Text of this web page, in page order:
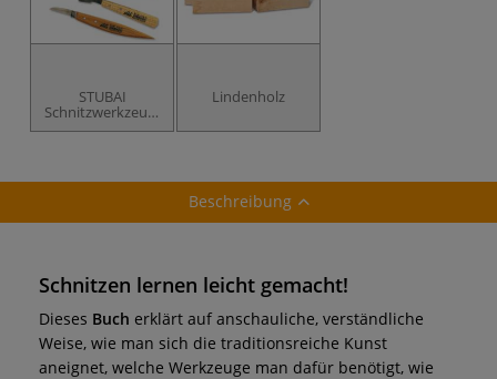
STUBAI
Schnitzwerkzeug-
Set, 7-tlg.
Lindenholz
Beschreibung
Schnitzen lernen leicht gemacht!
Dieses Buch erklärt auf anschauliche, verständliche
Weise, wie man sich die traditionsreiche Kunst
aneignet, welche Werkzeuge man dafür benötigt, wie